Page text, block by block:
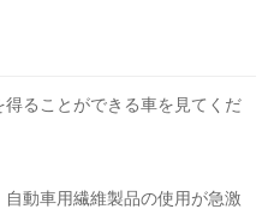
ることができる車を見てくだ
動車用繊維製品の使用が急激